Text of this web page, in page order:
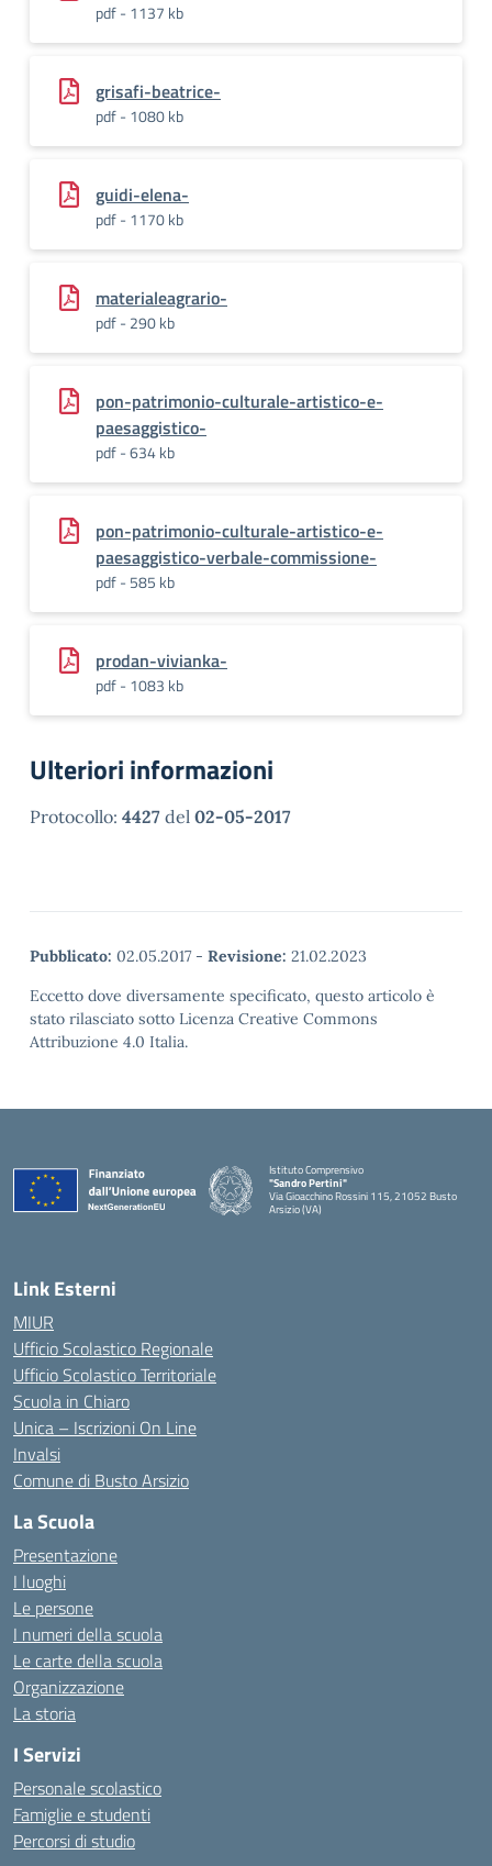
pdf - 1137 kb
grisafi-beatrice-
pdf - 1080 kb
guidi-elena-
pdf - 1170 kb
materialeagrario-
pdf - 290 kb
pon-patrimonio-culturale-artistico-e-
paesaggistico-
pdf - 634 kb
pon-patrimonio-culturale-artistico-e-
paesaggistico-verbale-commissione-
pdf - 585 kb
prodan-vivianka-
pdf - 1083 kb
Ulteriori informazioni
Protocollo: 4427 del 02-05-2017
Pubblicato: 02.05.2017 - Revisione: 21.02.2023
Eccetto dove diversamente specificato, questo articolo è
stato rilasciato sotto Licenza Creative Commons
Attribuzione 4.0 Italia.
Istituto Comprensivo
"Sandro Pertini"
Via Gioacchino Rossini 115, 21052 Busto
Arsizio (VA)
Link Esterni
MIUR
Ufficio Scolastico Regionale
Ufficio Scolastico Territoriale
Scuola in Chiaro
Unica – Iscrizioni On Line
Invalsi
Comune di Busto Arsizio
La Scuola
Presentazione
I luoghi
Le persone
I numeri della scuola
Le carte della scuola
Organizzazione
La storia
I Servizi
Personale scolastico
Famiglie e studenti
Percorsi di studio